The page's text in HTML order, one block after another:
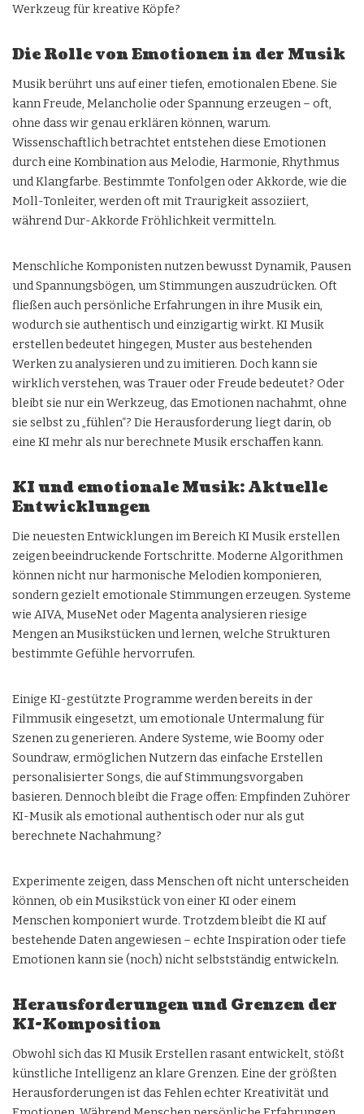
Werkzeug für kreative Köpfe?
Die Rolle von Emotionen in der Musik
Musik berührt uns auf einer tiefen, emotionalen Ebene. Sie
kann Freude, Melancholie oder Spannung erzeugen – oft,
ohne dass wir genau erklären können, warum.
Wissenschaftlich betrachtet entstehen diese Emotionen
durch eine Kombination aus Melodie, Harmonie, Rhythmus
und Klangfarbe. Bestimmte Tonfolgen oder Akkorde, wie die
Moll-Tonleiter, werden oft mit Traurigkeit assoziiert,
während Dur-Akkorde Fröhlichkeit vermitteln.
Menschliche Komponisten nutzen bewusst Dynamik, Pausen
und Spannungsbögen, um Stimmungen auszudrücken. Oft
fließen auch persönliche Erfahrungen in ihre Musik ein,
wodurch sie authentisch und einzigartig wirkt. KI Musik
erstellen bedeutet hingegen, Muster aus bestehenden
Werken zu analysieren und zu imitieren. Doch kann sie
wirklich verstehen, was Trauer oder Freude bedeutet? Oder
bleibt sie nur ein Werkzeug, das Emotionen nachahmt, ohne
sie selbst zu „fühlen“? Die Herausforderung liegt darin, ob
eine KI mehr als nur berechnete Musik erschaffen kann.
KI und emotionale Musik: Aktuelle
Entwicklungen
Die neuesten Entwicklungen im Bereich KI Musik erstellen
zeigen beeindruckende Fortschritte. Moderne Algorithmen
können nicht nur harmonische Melodien komponieren,
sondern gezielt emotionale Stimmungen erzeugen. Systeme
wie AIVA, MuseNet oder Magenta analysieren riesige
Mengen an Musikstücken und lernen, welche Strukturen
bestimmte Gefühle hervorrufen.
Einige KI-gestützte Programme werden bereits in der
Filmmusik eingesetzt, um emotionale Untermalung für
Szenen zu generieren. Andere Systeme, wie Boomy oder
Soundraw, ermöglichen Nutzern das einfache Erstellen
personalisierter Songs, die auf Stimmungsvorgaben
basieren. Dennoch bleibt die Frage offen: Empfinden Zuhörer
KI-Musik als emotional authentisch oder nur als gut
berechnete Nachahmung?
Experimente zeigen, dass Menschen oft nicht unterscheiden
können, ob ein Musikstück von einer KI oder einem
Menschen komponiert wurde. Trotzdem bleibt die KI auf
bestehende Daten angewiesen – echte Inspiration oder tiefe
Emotionen kann sie (noch) nicht selbstständig entwickeln.
Herausforderungen und Grenzen der
KI-Komposition
Obwohl sich das KI Musik Erstellen rasant entwickelt, stößt
künstliche Intelligenz an klare Grenzen. Eine der größten
Herausforderungen ist das Fehlen echter Kreativität und